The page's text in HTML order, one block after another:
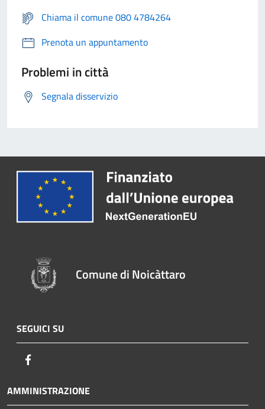
Chiama il comune 080 4784264
Prenota un appuntamento
Problemi in città
Segnala disservizio
Comune di Noicàttaro
SEGUICI SU
AMMINISTRAZIONE